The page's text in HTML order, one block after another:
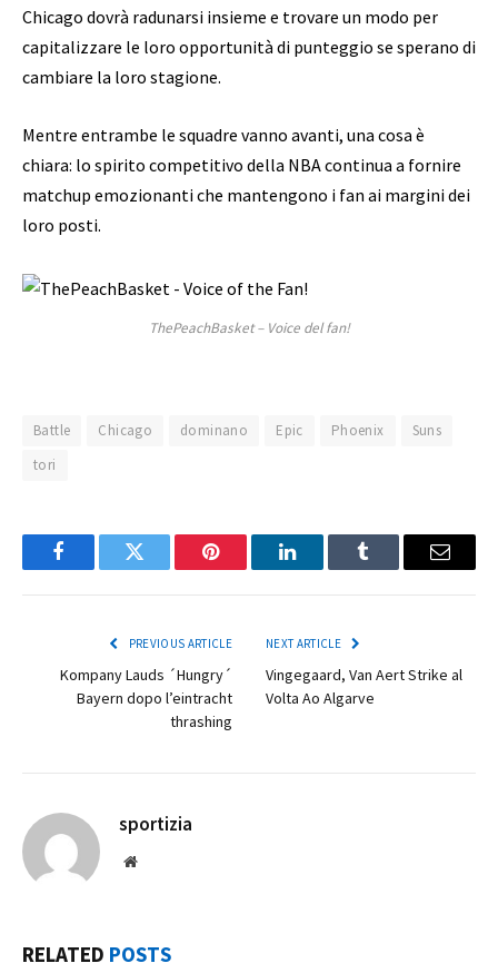
Chicago dovrà radunarsi insieme e trovare un modo per
capitalizzare le loro opportunità di punteggio se sperano di
cambiare la loro stagione.
Mentre entrambe le squadre vanno avanti, una cosa è
chiara: lo spirito competitivo della NBA continua a fornire
matchup emozionanti che mantengono i fan ai margini dei
loro posti.
ThePeachBasket – Voice del fan!
Battle Chicago dominano Epic Phoenix
Suns
tori
FacebookTwitter Pinterest LinkedInTumblr Email
PREVIOUS ARTICLE
Kompany Lauds ´Hungry´
Bayern dopo l’eintracht
thrashing
NEXT ARTICLE
Vingegaard, Van Aert Strike al
Volta Ao Algarve
sportizia
Website
RELATED POSTS